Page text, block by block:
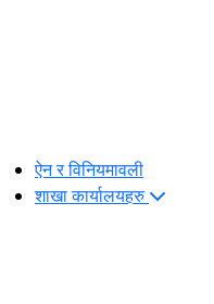
ऐन र विनियमावली
शाखा कार्यालयहरु